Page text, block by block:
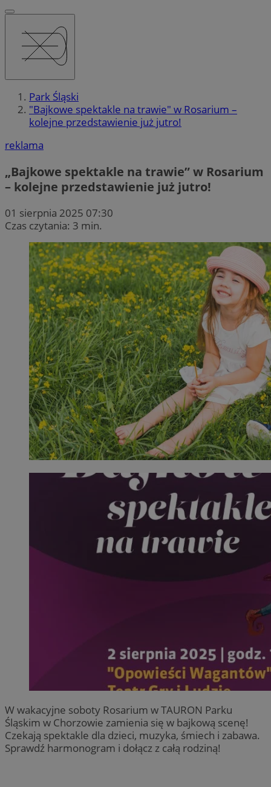
Park Śląski
"Bajkowe spektakle na trawie" w Rosarium –
kolejne przedstawienie już jutro!
reklama
„Bajkowe spektakle na trawie” w Rosarium
– kolejne przedstawienie już jutro!
01 sierpnia 2025 07:30
Czas czytania: 3 min.
W wakacyjne soboty Rosarium w TAURON Parku
Śląskim w Chorzowie zamienia się w bajkową scenę!
Czekają spektakle dla dzieci, muzyka, śmiech i zabawa.
Sprawdź harmonogram i dołącz z całą rodziną!